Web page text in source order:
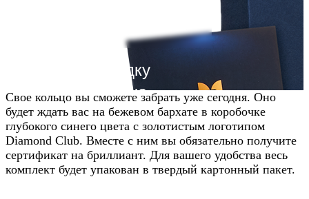
Получите скидку
20% от цены на
сайте
Узнавайте условия у наших
менеджеров в WhatsApp
Свое кольцо вы сможете забрать уже сегодня. Оно
будет ждать вас на бежевом бархате в коробочке
глубокого синего цвета с золотистым логотипом
Diamond Club. Вместе с ним вы обязательно получите
сертификат на бриллиант. Для вашего удобства весь
комплект будет упакован в твердый картонный пакет.